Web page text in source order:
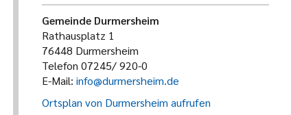
Gemeinde Durmersheim
Rathausplatz 1
76448 Durmersheim
Telefon 07245/ 920-0
E-Mail: info@durmersheim.de
Ortsplan von Durmersheim aufrufen